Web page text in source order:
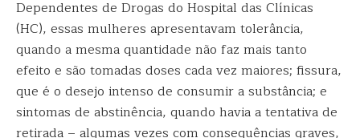
Dependentes de Drogas do Hospital das Clínicas
(HC), essas mulheres apresentavam tolerância,
quando a mesma quantidade não faz mais tanto
efeito e são tomadas doses cada vez maiores; fissura,
que é o desejo intenso de consumir a substância; e
sintomas de abstinência, quando havia a tentativa de
retirada – algumas vezes com consequências graves,